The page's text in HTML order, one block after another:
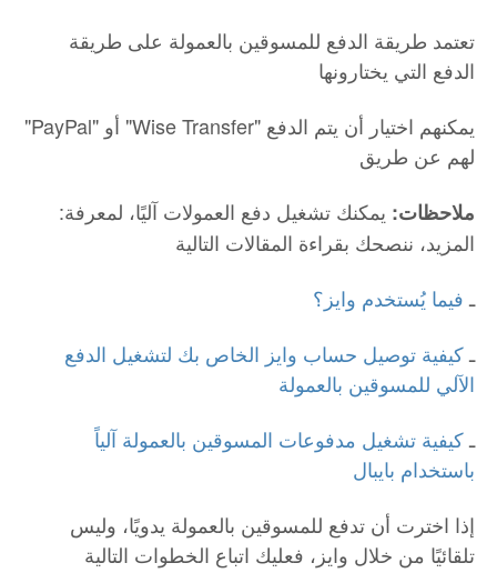
تعتمد طريقة الدفع للمسوقين بالعمولة على طريقة
الدفع التي يختارونها
"PayPal" أو "Wise Transfer" يمكنهم اختيار أن يتم الدفع
لهم عن طريق
:
ملاحظات: يمكنك تشغيل دفع العمولات آليًا، لمعرفة
المزيد، ننصحك بقراءة المقالات التالية
ـ فيما يُستخدم وايز؟
ـكيفية توصيل حساب وايز الخاص بك لتشغيل الدفع
الآلي للمسوقين بالعمولة
ـكيفية تشغيل مدفوعات المسوقين بالعمولة آلياً
باستخدام بايبال
إذا اخترت أن تدفع للمسوقين بالعمولة يدويًا، وليس
تلقائيًا من خلال وايز، فعليك اتباع الخطوات التالية